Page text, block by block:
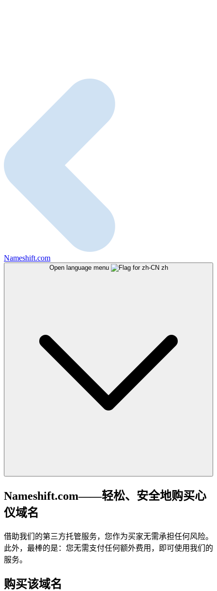
Nameshift.com
Open language menu zh
Nameshift.com——轻松、安全地购买心
仪域名
借助我们的第三方托管服务，您作为买家无需承担任何风险。
此外，最棒的是：您无需支付任何额外费用，即可使用我们的
服务。
购买该域名